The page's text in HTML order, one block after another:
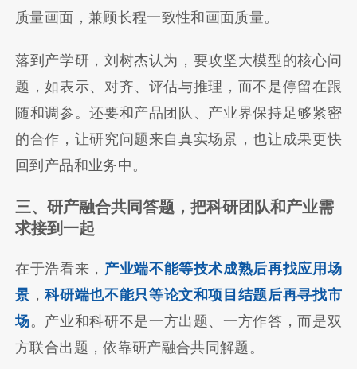
质量画面，兼顾长程一致性和画面质量。
落到产学研，刘树杰认为，要攻坚大模型的核心问
题，如表示、对齐、评估与推理，而不是停留在跟
随和调参。还要和产品团队、产业界保持足够紧密
的合作，让研究问题来自真实场景，也让成果更快
回到产品和业务中。
三、研产融合共同答题，把科研团队和产业需
求接到一起
在于浩看来， 产业端不能等技术成熟后再找应用场
景 ，科研端也不能只等论文和项目结题后再寻找市
场。产业和科研不是一方出题、一方作答，而是双
方联合出题，依靠研产融合共同解题。